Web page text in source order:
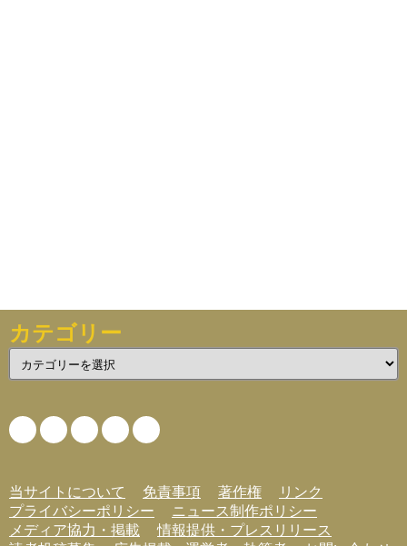
カテゴリー
テ
リ
ー
当サイトについて 免責事項 著作権
リンク
プライバシーポリシー
ニュース制作ポリシー
メディア協力・掲載
情報提供・プレスリリース